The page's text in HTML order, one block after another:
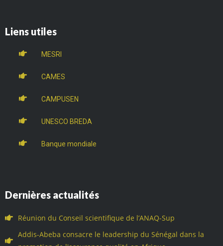
Liens utiles
MESRI
CAMES
CAMPUSEN
UNESCO BREDA
Banque mondiale
Dernières actualités
Réunion du Conseil scientifique de l’ANAQ-Sup
Addis-Abeba consacre le leadership du Sénégal dans la